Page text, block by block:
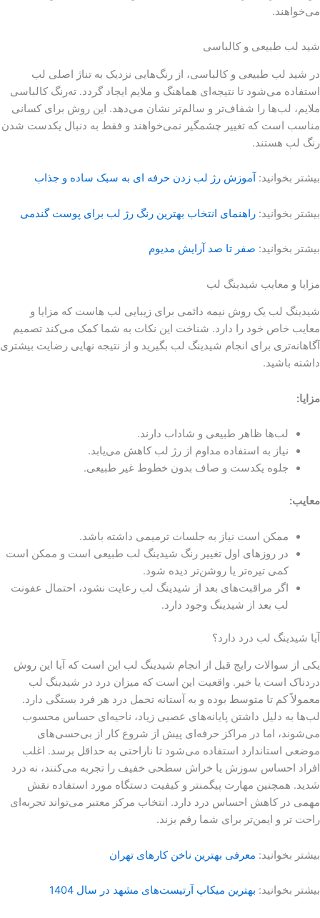
می‌خواهند.
شید لب طبیعی و کالباسی
در شید لب طبیعی و کالباسی، از رنگ‌هایی نزدیک به تناژ اصلی لب
استفاده می‌شود تا نتیجه‌ای هماهنگ و ملایم ایجاد گردد. ته‌رنگ کالباسی
ملایم، لب‌ها را شفاف‌تر و سالم‌تر نشان می‌دهد. این روش برای کسانی
مناسب است که تغییر چشمگیر نمی‌خواهند و فقط به دنبال یکدست شدن
رنگ لب هستند.
بیشتر بخوانید: آموزش رژ لب زدن حرفه‌ ای به سبک ساده و جذاب
بیشتر بخوانید: راهنمای انتخاب بهترین رنگ رژ لب برای پوست گندمی
بیشتر بخوانید: صفر تا صد آرایش مدیوم
مزایا و معایب شیدینگ لب
شیدینگ لب یک روش نیمه دائمی برای زیبایی لب هاست که مزایا و
معایب خاص خود را دارد. شناخت این نکات به شما کمک می‌کند تصمیم
آگاهانه‌تری برای انجام شیدینگ لب بگیرید و از نتیجه نهایی رضایت بیشتری
داشته باشید.
مزایا:
لب‌ها ظاهر طبیعی و شاداب دارند.
نیاز به استفاده مداوم از رژ لب کاهش می‌یابد.
جلوه یکدست و صاف بدون خطوط غیر طبیعی.
معایب:
ممکن است نیاز به جلسات ترمیمی داشته باشد.
در روزهای اول تغییر رنگ شیدینگ لب طبیعی است و ممکن است
کمی تیره‌تر یا روشن‌تر دیده شود.
اگر مراقبت‌های بعد از شیدینگ لب رعایت نشود، احتمال عفونت
لب بعد از شیدینگ وجود دارد.
آیا شیدینگ لب درد دارد؟
یکی از سوالات رایج قبل از انجام شیدینگ لب این است که آیا این روش
دردناک است یا خیر. واقعیت این است که میزان درد در شیدینگ لب
معمولاً کم تا متوسط بوده و به آستانه تحمل درد هر فرد بستگی دارد.
لب‌ها به دلیل داشتن پایانه‌های عصبی زیاد، ناحیه‌ای حساس محسوب
می‌شوند، اما در مراکز حرفه‌ای پیش از شروع کار از بی‌حسی‌های
موضعی استاندارد استفاده می‌شود تا ناراحتی به حداقل برسد. اغلب
افراد احساس سوزش یا خراش سطحی خفیف را تجربه می‌کنند، نه درد
شدید. همچنین مهارت پیگمنتر و کیفیت دستگاه مورد استفاده نقش
مهمی در کاهش احساس درد دارد. انتخاب مرکز معتبر می‌تواند تجربه‌ای
راحت ‌تر و ایمن‌تر برای شما رقم بزند.
بیشتر بخوانید: معرفی بهترین ناخن کارهای تهران
بیشتر بخوانید: بهترین میکاپ آرتیست‌های مشهد در سال 1404